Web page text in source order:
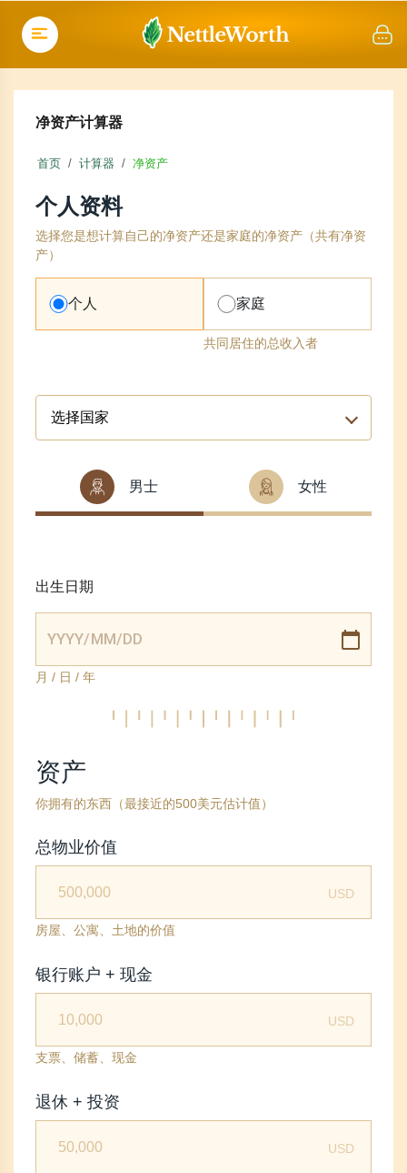
净资产计算器
首页 计算器 净资产
个人资料
选择您是想计算自己的净资产还是家庭的净资产（共有净资
产）
个人 家庭
共同居住的总收入者
选择国家
男士 女性
出生日期
月 / 日 / 年
资产
你拥有的东西（最接近的500美元估计值）
总物业价值
USD
房屋、公寓、土地的价值
银行账户 + 现金
USD
支票、储蓄、现金
退休 + 投资
USD